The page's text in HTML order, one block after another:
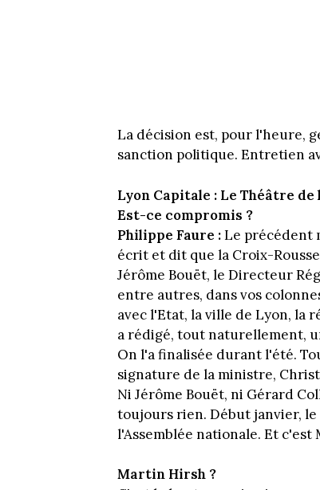
La décision est, pour l'heure,
sanction politique. Entretien
Lyon Capitale : Le Théâtre
Est-ce compromis ?
Philippe Faure :Le précédent
écrit et dit que la Croix-
Jérôme Bouët, le Directeur
entre autres, dans vos
avec l'Etat, la ville de Lyon, la
a rédigé, tout naturellement,
On l'a finalisée durant l'été.
signature de la ministre,
Ni Jérôme Bouët, ni Gérard
toujours rien. Début janvier,
l'Assemblée nationale. Et
Martin Hirsh ?